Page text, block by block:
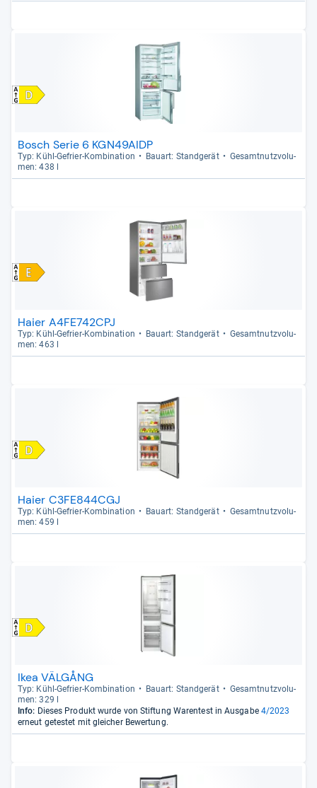
Bosch Serie 6 KGN49AIDP
Typ: Kühl-​Gefrier-​Kom­bi­na­tion Bau­art: Stand­ge­rät
Gesamt­nutz­vo­lu­
men: 438 l
Haier A4FE742CPJ
Typ: Kühl-​Gefrier-​Kom­bi­na­tion Bau­art: Stand­ge­rät
Gesamt­nutz­vo­lu­
men: 463 l
Haier C3FE844CGJ
Typ: Kühl-​Gefrier-​Kom­bi­na­tion Bau­art: Stand­ge­rät
Gesamt­nutz­vo­lu­
men: 459 l
Ikea VÄLGÅNG
Typ: Kühl-​Gefrier-​Kom­bi­na­tion Bau­art: Stand­ge­rät
Gesamt­nutz­vo­lu­
men: 329 l
Info: Dieses Produkt wurde von Stiftung Warentest in Ausgabe 4/2023
erneut getestet mit gleicher Bewertung.